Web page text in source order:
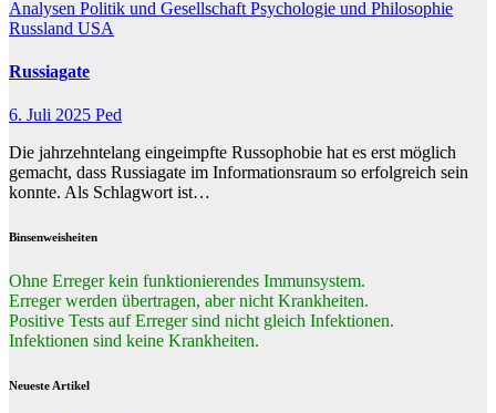
Analysen Politik und Gesellschaft Psychologie und Philosophie
Russland USA
Russiagate
6. Juli 2025 Ped
Die jahrzehntelang eingeimpfte Russophobie hat es erst möglich
gemacht, dass Russiagate im Informationsraum so erfolgreich sein
konnte. Als Schlagwort ist…
Binsenweisheiten
Ohne Erreger kein funktionierendes Immunsystem.
Erreger werden übertragen, aber nicht Krankheiten.
Positive Tests auf Erreger sind nicht gleich Infektionen.
Infektionen sind keine Krankheiten.
Neueste Artikel